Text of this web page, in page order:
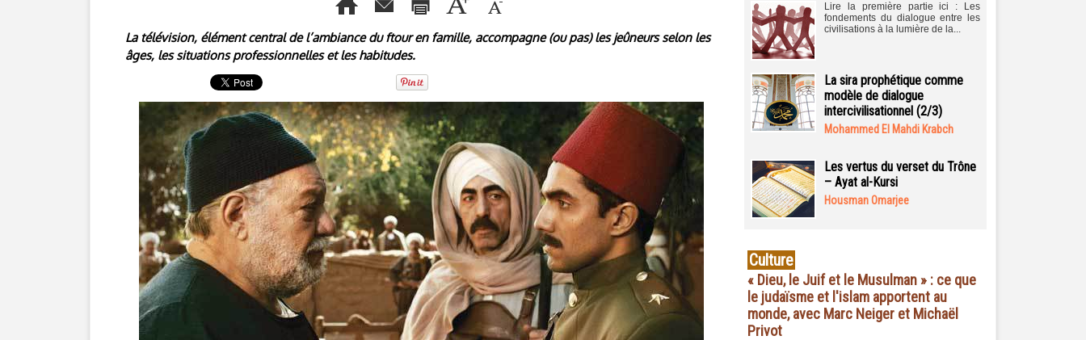
La télévision, élément central de l’ambiance du ftour en famille, accompagne (ou pas) les jeûneurs selon les
âges, les situations professionnelles et les habitudes.
Lire la première partie ici : Les
fondements du dialogue entre les
civilisations à la lumière de la...
La sira prophétique comme
modèle de dialogue
intercivilisationnel (2/3)
Mohammed El Mahdi Krabch
Les vertus du verset du Trône
– Ayat al-Kursi
Housman Omarjee
Culture
« Dieu, le Juif et le Musulman » : ce que
le judaïsme et l'islam apportent au
monde, avec Marc Neiger et Michaël
Privot